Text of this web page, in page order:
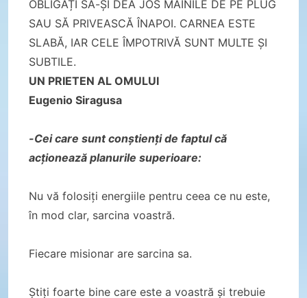
OBLIGAȚI SĂ-ȘI DEA JOS MÂINILE DE PE PLUG
SAU SĂ PRIVEASCĂ ÎNAPOI. CARNEA ESTE
SLABĂ, IAR CELE ÎMPOTRIVĂ SUNT MULTE ȘI
SUBTILE.
UN PRIETEN AL OMULUI
Eugenio Siragusa
-Cei care sunt conștienți de faptul că
acționează planurile superioare:
Nu vă folosiți energiile pentru ceea ce nu este,
în mod clar, sarcina voastră.
Fiecare misionar are sarcina sa.
Știți foarte bine care este a voastră și trebuie